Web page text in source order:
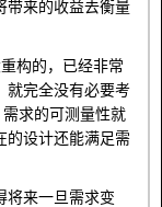
带来的收益去衡量
构的，已经非常
就完全没有必要考
求的可测量性就
的设计还能满足需
将来一旦需求变